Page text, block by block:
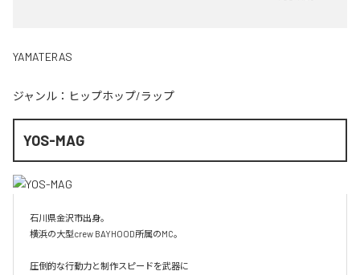
YAMATERAS
ジャンル： ヒップホップ/ラップ
YOS-MAG
石川県金沢市出身。
横浜の大型crew BAYHOOD所属のMC。
圧倒的な行動力と制作スピードを武器に